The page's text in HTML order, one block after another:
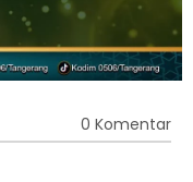
0 Komentar